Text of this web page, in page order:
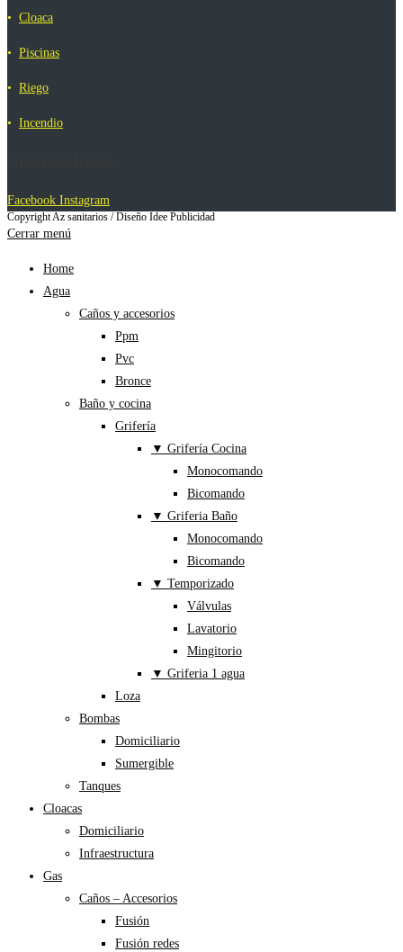
• Cloaca
• Piscinas
• Riego
• Incendio
Facebook Instagram
Copyright Az sanitarios / Diseño Idee Publicidad
Cerrar menú
Home
Agua
Caños y accesorios
Ppm
Pvc
Bronce
Baño y cocina
Grifería
▼ Grifería Cocina
Monocomando
Bicomando
▼ Griferia Baño
Monocomando
Bicomando
▼ Temporizado
Válvulas
Lavatorio
Mingitorio
▼ Griferia 1 agua
Loza
Bombas
Domiciliario
Sumergible
Tanques
Cloacas
Domiciliario
Infraestructura
Gas
Caños – Accesorios
Fusión
Fusión redes